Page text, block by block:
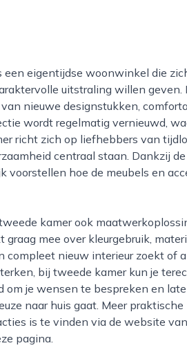
uitstraling willen geven.
nieuwe designstukken,
wordt regelmatig vernieuwd,
richt zich op liefhebbers van
centraal staan. Dankzij
voorstellen hoe de meubels en
graag mee over kleurgebruik,
compleet nieuw interieur zoekt of
bij tweede kamer kun je
om je wensen te bespreken en
naar huis gaat. Meer
is te vinden via de website
pagina.